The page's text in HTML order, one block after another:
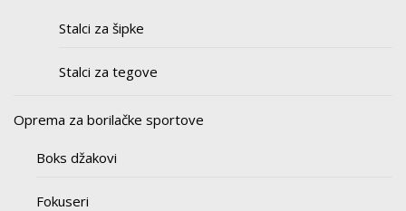
Stalci za šipke
Stalci za tegove
Oprema za borilačke sportove
Boks džakovi
Fokuseri